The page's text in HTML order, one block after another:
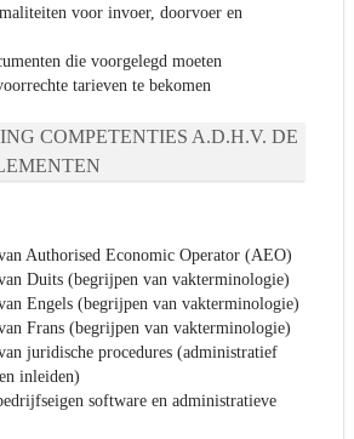
voor invoer, doorvoer en
die voorgelegd moeten
tarieven te bekomen
COMPETENTIES A.D.H.V. DE
Authorised Economic Operator (AEO)
Duits (begrijpen van vakterminologie)
Engels (begrijpen van vakterminologie)
Frans (begrijpen van vakterminologie)
juridische procedures (administratief
inleiden)
software en administratieve